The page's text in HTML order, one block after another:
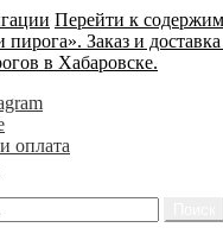
Перейти к
оплата